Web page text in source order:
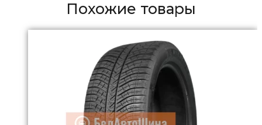
Похожие товары